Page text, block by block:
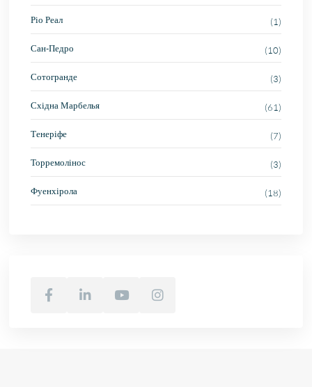
Ріо Реал (1)
Сан-Педро (10)
Сотогранде (3)
Східна Марбелья (61)
Тенеріфе (7)
Торремолінос (3)
Фуенхірола (18)